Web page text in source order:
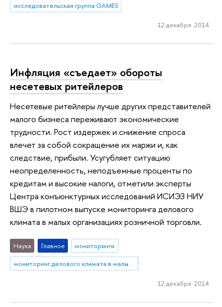
исследовательская группа GAMES
12 декабря 2014
Инфляция «съедает» обороты
несетевых ритейлеров
Несетевые ритейлеры лучше других представителей
малого бизнеса переживают экономические
трудности. Рост издержек и снижение спроса
влечет за собой сокращение их маржи и, как
следствие, прибыли. Усугубляет ситуацию
неопределенность, неподъемные проценты по
кредитам и высокие налоги, отметили эксперты
Центра конъюнктурных исследований ИСИЭЗ НИУ
ВШЭ в пилотном выпуске мониторинга делового
климата в малых организациях розничной торговли.
Наука Главное
мониторинги
мониторинг делового климата в малых организациях розничной торговли
12 декабря 2014